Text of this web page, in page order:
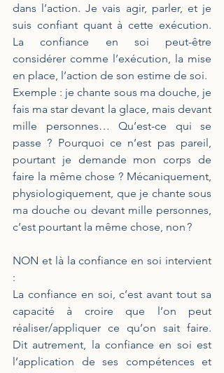
dans l’action. Je vais agir, parler, et je
suis confiant quant à cette exécution.
La confiance en soi peut-être
considérer comme l’exécution, la mise
en place, l’action de son estime de soi.
Exemple : je chante sous ma douche, je
fais ma star devant la glace, mais devant
mille personnes… Qu’est-ce qui se
passe ? Pourquoi ce n’est pas pareil,
pourtant je demande mon corps de
faire la même chose ? Mécaniquement,
physiologiquement, que je chante sous
ma douche ou devant mille personnes,
c’est pourtant la même chose, non ?
NON et là la confiance en soi intervient
:
La confiance en soi, c’est avant tout sa
capacité à croire que l’on peut
réaliser/appliquer ce qu’on sait faire.
Dit autrement, la confiance en soi est
l’application de ses compétences et